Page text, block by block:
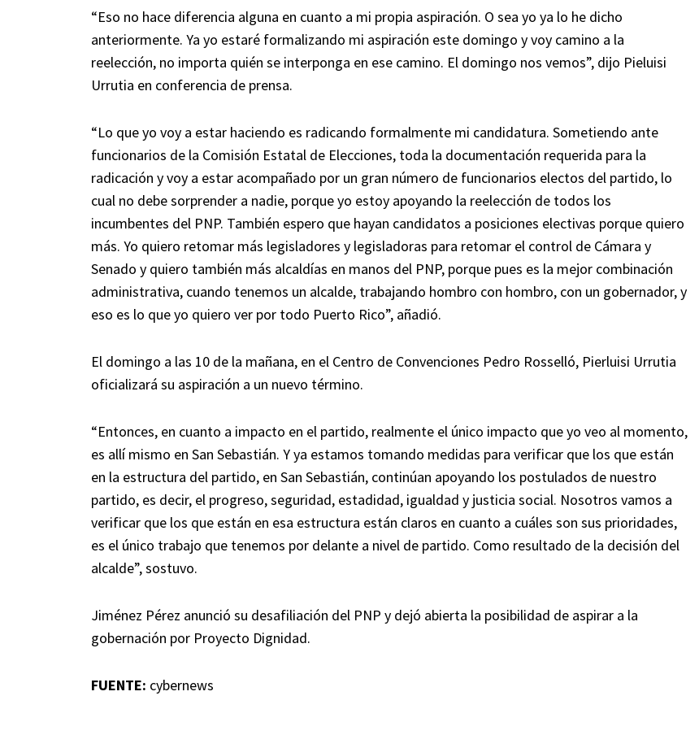
“Eso no hace diferencia alguna en cuanto a mi propia aspiración. O sea yo ya lo he dicho
anteriormente. Ya yo estaré formalizando mi aspiración este domingo y voy camino a la
reelección, no importa quién se interponga en ese camino. El domingo nos vemos”, dijo Pieluisi
Urrutia en conferencia de prensa.
“Lo que yo voy a estar haciendo es radicando formalmente mi candidatura. Sometiendo ante
funcionarios de la Comisión Estatal de Elecciones, toda la documentación requerida para la
radicación y voy a estar acompañado por un gran número de funcionarios electos del partido, lo
cual no debe sorprender a nadie, porque yo estoy apoyando la reelección de todos los
incumbentes del PNP. También espero que hayan candidatos a posiciones electivas porque quiero
más. Yo quiero retomar más legisladores y legisladoras para retomar el control de Cámara y
Senado y quiero también más alcaldías en manos del PNP, porque pues es la mejor combinación
administrativa, cuando tenemos un alcalde, trabajando hombro con hombro, con un gobernador, y
eso es lo que yo quiero ver por todo Puerto Rico”, añadió.
El domingo a las 10 de la mañana, en el Centro de Convenciones Pedro Rosselló, Pierluisi Urrutia
oficializará su aspiración a un nuevo término.
“Entonces, en cuanto a impacto en el partido, realmente el único impacto que yo veo al momento,
es allí mismo en San Sebastián. Y ya estamos tomando medidas para verificar que los que están
en la estructura del partido, en San Sebastián, continúan apoyando los postulados de nuestro
partido, es decir, el progreso, seguridad, estadidad, igualdad y justicia social. Nosotros vamos a
verificar que los que están en esa estructura están claros en cuanto a cuáles son sus prioridades,
es el único trabajo que tenemos por delante a nivel de partido. Como resultado de la decisión del
alcalde”, sostuvo.
Jiménez Pérez anunció su desafiliación del PNP y dejó abierta la posibilidad de aspirar a la
gobernación por Proyecto Dignidad.
FUENTE: cybernews